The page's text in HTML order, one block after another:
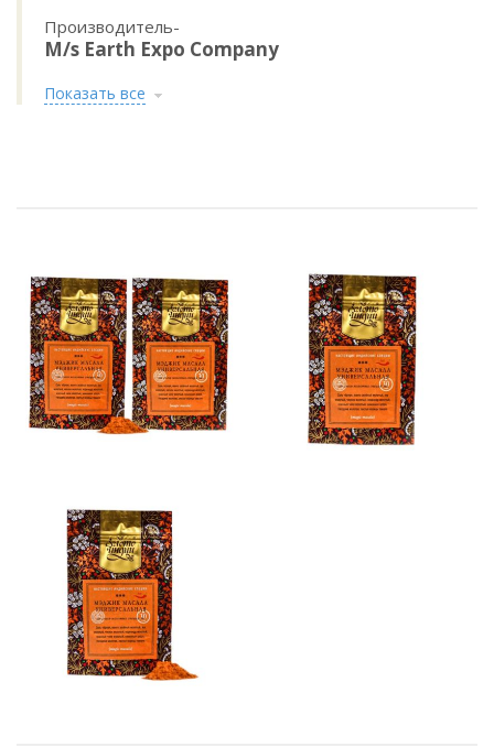
Производитель-
M/s Earth Expo Company
Показать все